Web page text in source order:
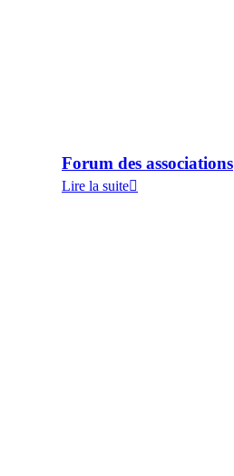
Forum des associations
Lire la suite